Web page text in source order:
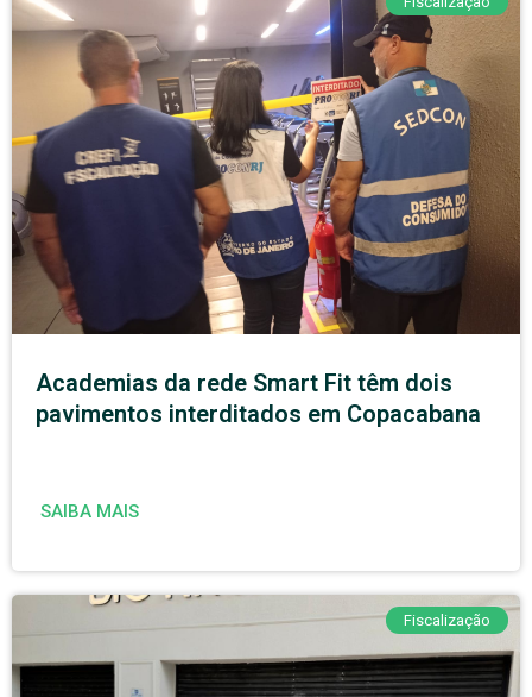
Academias da rede Smart Fit têm dois
pavimentos interditados em Copacabana
SAIBA MAIS
Fiscalização